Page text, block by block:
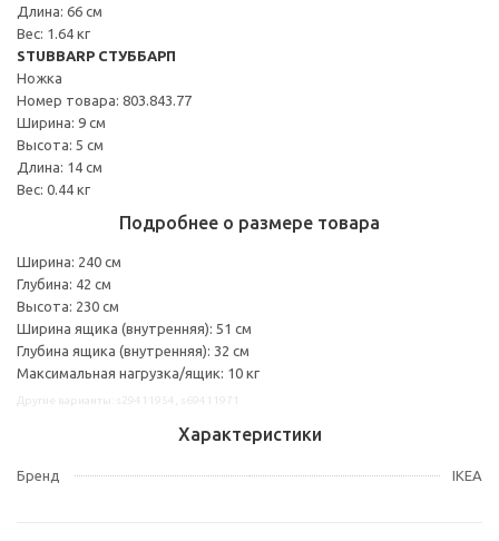
Длина: 66 см
Вес: 1.64 кг
STUBBARP СТУББАРП
Ножка
Номер товара: 803.843.77
Ширина: 9 см
Высота: 5 см
Длина: 14 см
Вес: 0.44 кг
Подробнее о размере товара
Ширина: 240 см
Глубина: 42 см
Высота: 230 см
Ширина ящика (внутренняя): 51 см
Глубина ящика (внутренняя): 32 см
Максимальная нагрузка/ящик: 10 кг
Характеристики
Бренд IKEA